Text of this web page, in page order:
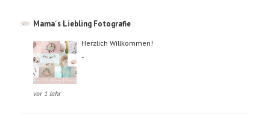
Mama´s Liebling Fotografie
Herzlich Willkommen!
-
vor 1 Jahr